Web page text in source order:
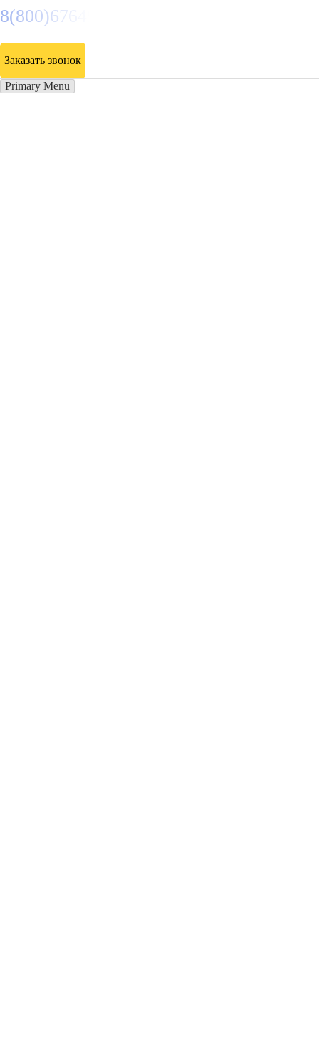
8(800)6764935
Заказать звонок
Primary Menu